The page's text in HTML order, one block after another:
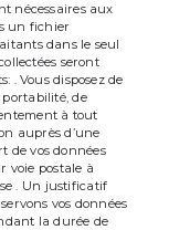
nécessaires aux
un fichier
dans le seul
seront
. Vous disposez de
portabilité, de
à tout
auprès d’une
de vos données
voie postale à
. Un justificatif
vos données
la durée de